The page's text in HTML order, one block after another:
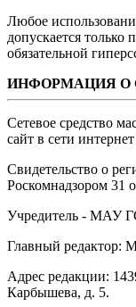
Любое
допускается только
обязательной
ИНФОРМАЦИЯ О
Сетевое средство
сайт в сети
Свидетельство о
Роскомнадзором 31
Учредитель - МАУ
Главный редактор:
Адрес редакции:
Карбышева, д. 5.